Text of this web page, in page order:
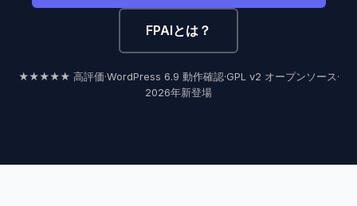
FPAIとは？
★★★★★ 高評価·WordPress 6.9 動作確認·GPL v2 オープンソース·
2026年新登場